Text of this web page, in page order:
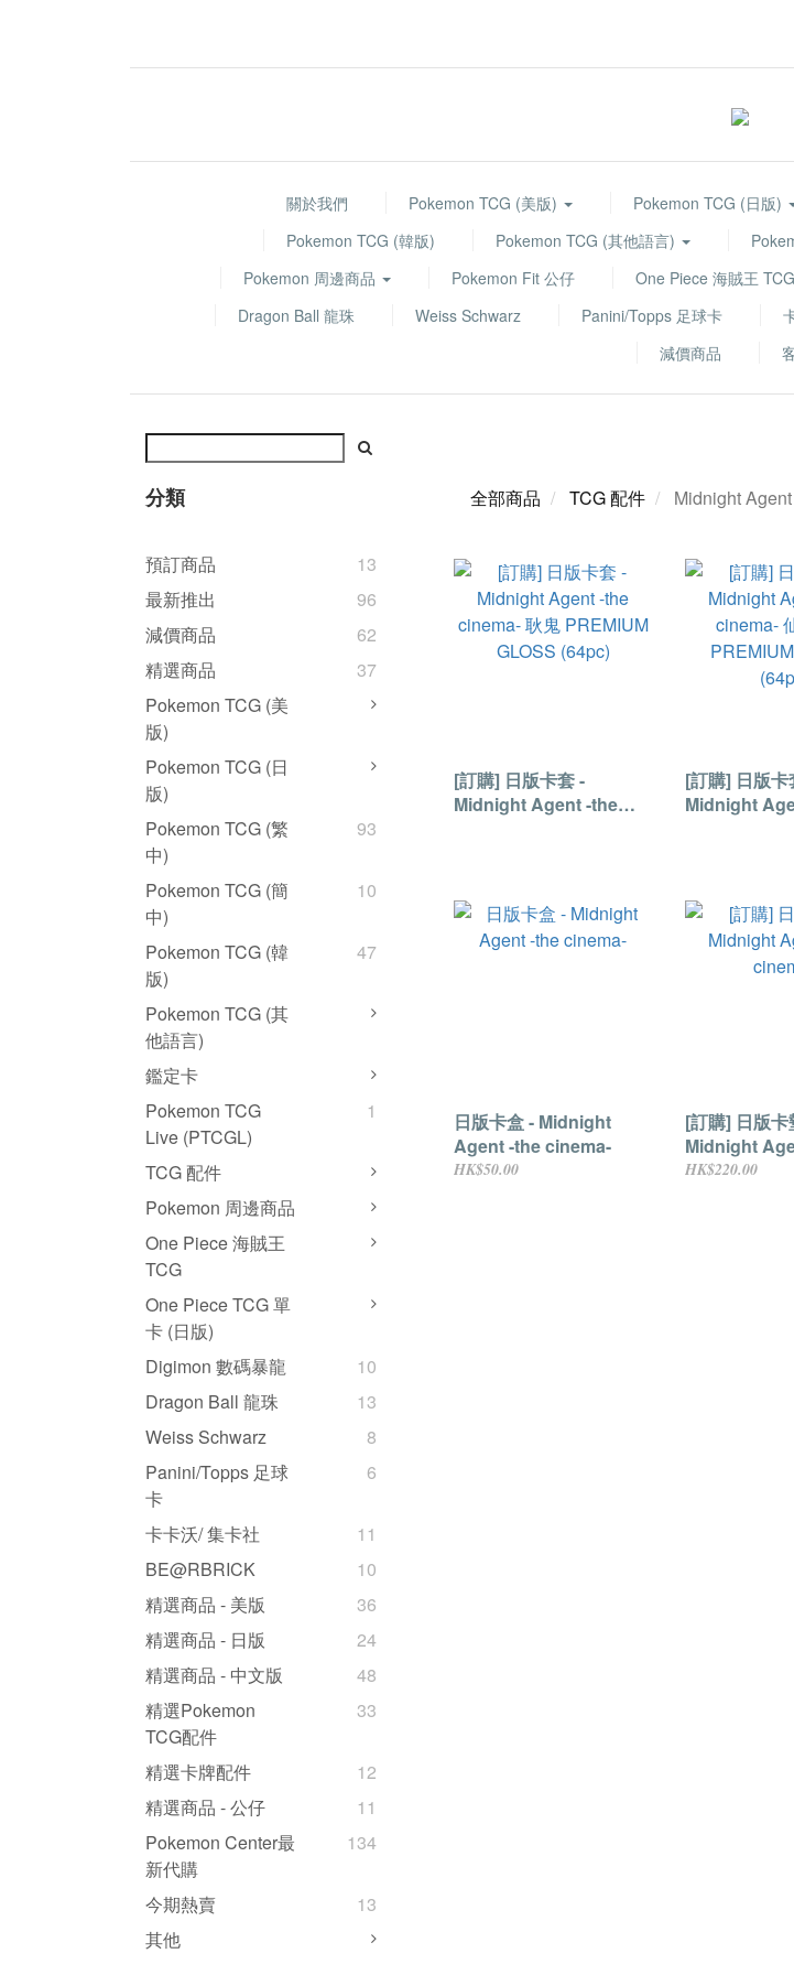
關於我們 Pokemon TCG (美版) Pokemon TCG (日版)
Pokemon TCG (韓版)
Pokemon TCG (其他語言)
Pokemon 周邊商品
Pokemon Fit 公仔 One Piece 海賊王 TCG
Dragon Ball 龍珠
Weiss Schwarz Panini/Topps 足球卡
減價商品
分類
預訂商品
13
最新推出
96
減價商品
62
精選商品
37
Pokemon TCG (美
版)
Pokemon TCG (日
版)
Pokemon TCG (繁
中)
93
Pokemon TCG (簡
中)
10
Pokemon TCG (韓
版)
47
Pokemon TCG (其
他語言)
鑑定卡
Pokemon TCG
Live (PTCGL)
1
TCG 配件
Pokemon 周邊商品
One Piece 海賊王
TCG
One Piece TCG 單
卡 (日版)
Digimon 數碼暴龍
10
Dragon Ball 龍珠
13
Weiss Schwarz
8
Panini/Topps 足球
卡
6
卡卡沃/ 集卡社
11
BE@RBRICK
10
精選商品 - 美版
36
精選商品 - 日版
24
精選商品 - 中文版
48
精選Pokemon
TCG配件
33
精選卡牌配件
12
精選商品 - 公仔
11
Pokemon Center最
新代購
134
今期熱賣
13
其他
全部商品 TCG 配件 Midnight
[訂購] 日版卡套 -
Midnight Agent -the
[訂購] 日版卡
Midnight
日版卡盒 - Midnight
Agent -the cinema-
HK$50.00
[訂購] 日版卡
Midnight
cinema-
HK$220.00